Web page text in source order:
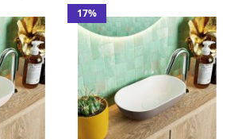
17%